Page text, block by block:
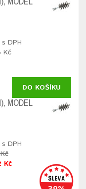
DPH
Kč
DO KOŠÍKU
MODEL
DPH
Kč